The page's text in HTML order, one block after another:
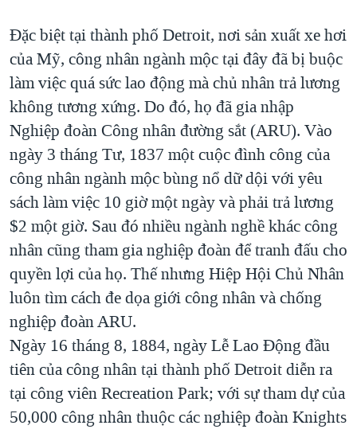
Đặc biệt tại thành phố Detroit, nơi sản xuất xe hơi
của Mỹ, công nhân ngành mộc tại đây đã bị buộc
làm việc quá sức lao động mà chủ nhân trả lương
không tương xứng. Do đó, họ đã gia nhập
Nghiệp đoàn Công nhân đường sắt (ARU). Vào
ngày 3 tháng Tư, 1837 một cuộc đình công của
công nhân ngành mộc bùng nổ dữ dội với yêu
sách làm việc 10 giờ một ngày và phải trả lương
$2 một giờ. Sau đó nhiều ngành nghề khác công
nhân cũng tham gia nghiệp đoàn để tranh đấu cho
quyền lợi của họ. Thế nhưng Hiệp Hội Chủ Nhân
luôn tìm cách đe dọa giới công nhân và chống
nghiệp đoàn ARU.
Ngày 16 tháng 8, 1884, ngày Lễ Lao Động đầu
tiên của công nhân tại thành phố Detroit diễn ra
tại công viên Recreation Park; với sự tham dự của
50,000 công nhân thuộc các nghiệp đoàn Knights